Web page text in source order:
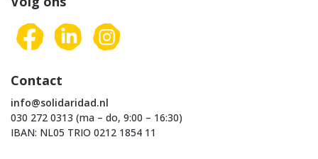
Contact
info@solidaridad.nl
030 272 0313 (ma – do, 9:00 – 16:30)
IBAN: NL05 TRIO 0212 1854 11